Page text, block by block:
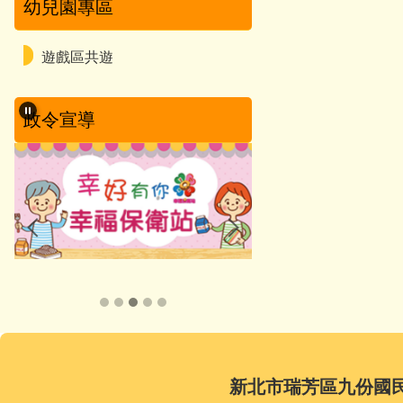
幼兒園專區
遊戲區共遊
政令宣導
新北市瑞芳區九份國